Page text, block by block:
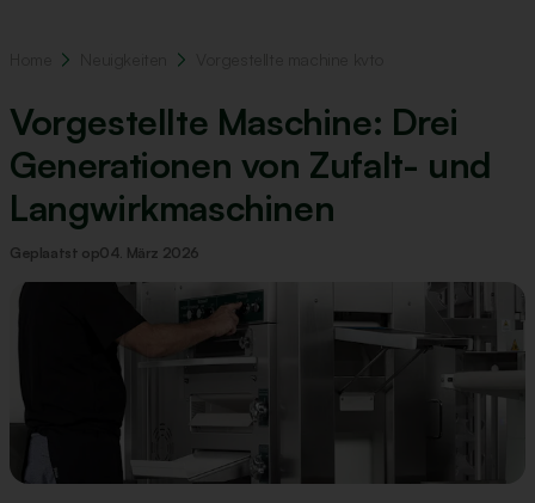
Vorgestellte Maschine: Drei
Generationen von Zufalt- und
Langwirkmaschinen
Geplaatst op04. März 2026